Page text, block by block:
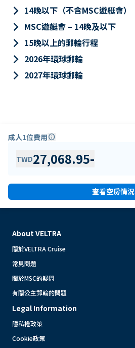
keyboard_arrow_right 14晚以下（不含MSC遊艇會）
keyboard_arrow_right MSC遊艇會 – 14晚及以下
keyboard_arrow_right 15晚以上的郵輪行程
keyboard_arrow_right 2026年環球郵輪
keyboard_arrow_right 2027年環球郵輪
成人1位費用info
TWD27,068.95-
查看空房情況
About VELTRA
關於VELTRA Cruise
常見問題
關於MSC的疑問
有關公主郵輪的問題
Legal Information
隱私權政策
Cookie政策